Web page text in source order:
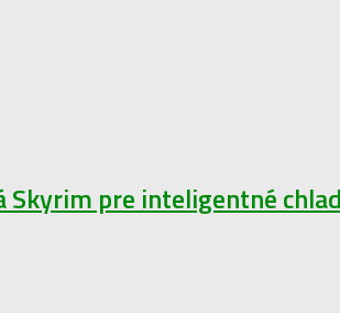
Skyrim pre inteligentné